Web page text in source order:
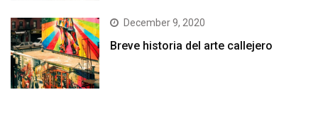
December 9, 2020
Breve historia del arte callejero